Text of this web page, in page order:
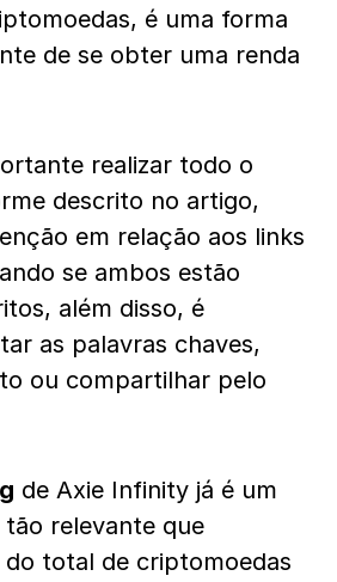
é uma forma
de se obter uma renda
realizar todo o
descrito no artigo,
em relação aos links
se ambos estão
além disso, é
as palavras chaves,
ou compartilhar pelo
de Axie Infinity já é um
relevante que
total de criptomoedas